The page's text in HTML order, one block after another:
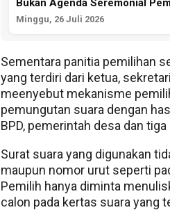
Minggu, 26 Juli 2026
Sementara panitia pemilihan
yang terdiri dari ketua,
meenyebut mekanisme
pemungutan suara dengan
BPD, pemerintah desa dan tiga
Surat suara yang digunakan
maupun nomor urut seperti
Pemilih hanya diminta
calon pada kertas suara yang